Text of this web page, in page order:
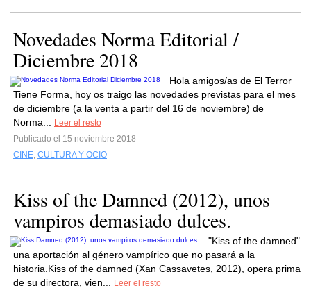
Novedades Norma Editorial /
Diciembre 2018
Hola amigos/as de El Terror
Tiene Forma, hoy os traigo las novedades previstas para el mes
de diciembre (a la venta a partir del 16 de noviembre) de
Norma...
Leer el resto
Publicado el 15 noviembre 2018
CINE, CULTURA Y OCIO
Kiss of the Damned (2012), unos
vampiros demasiado dulces.
"Kiss of the damned"
una aportación al género vampírico que no pasará a la
historia.Kiss of the damned (Xan Cassavetes, 2012), opera prima
de su directora, vien...
Leer el resto